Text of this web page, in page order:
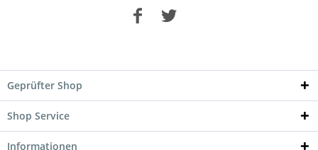
Geprüfter Shop
Shop Service
Informationen